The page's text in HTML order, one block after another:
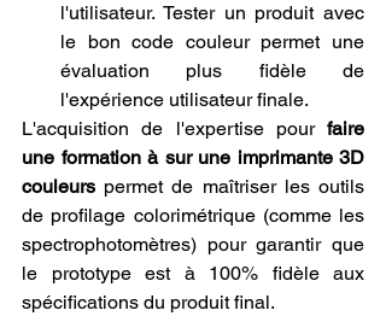
l'utilisateur. Tester un produit avec
le bon code couleur permet une
évaluation plus fidèle de
l'expérience utilisateur finale.
L'acquisition de l'expertise pour faire
une formation à sur une imprimante 3D
couleurs permet de maîtriser les outils
de profilage colorimétrique (comme les
spectrophotomètres) pour garantir que
le prototype est à 100% fidèle aux
spécifications du produit final.